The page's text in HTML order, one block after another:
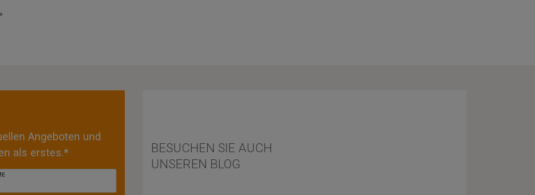
Angeboten und
als erstes.*
BESUCHEN SIE AUCH
UNSEREN BLOG